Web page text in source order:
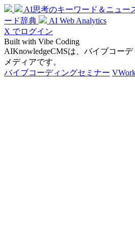
AI思考のキーワード＆ニュー
ード辞典
AI Web Analytics
X でログイン
Built with Vibe Coding
AIKnowledgeCMSは、バイブコー
メディアです。
バイブコーディングセミナー